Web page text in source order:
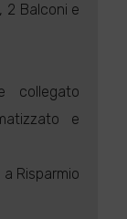
2 Balconi e
collegato
e
Risparmio